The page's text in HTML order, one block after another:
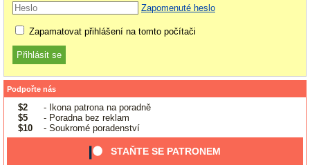
Zapomenuté heslo
Zapamatovat přihlášení na tomto počítači
Podpořte nás
$2
- Ikona patrona na poradně
$5
- Poradna bez reklam
$10
- Soukromé poradenství
STAŇTE SE PATRONEM